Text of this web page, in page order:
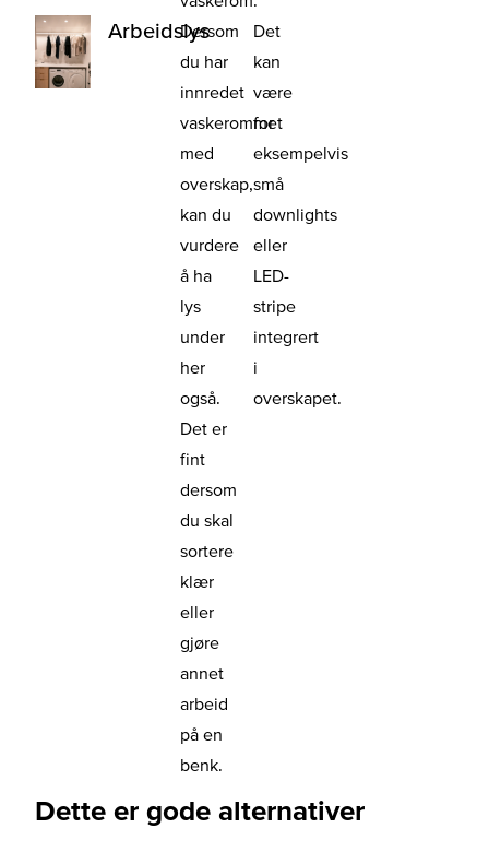
ArbeidslysDersom
du har
innredet
vaskerommet
med
overskap,
kan du
vurdere
å ha
lys
under
her
også.
Det er
fint
dersom
du skal
sortere
klær
eller
gjøre
annet
arbeid
på en
benk.
Det
kan
være
for
eksempelvis
små
downlights
eller
LED-
stripe
integrert
i
overskapet.
Dette er gode alternativer